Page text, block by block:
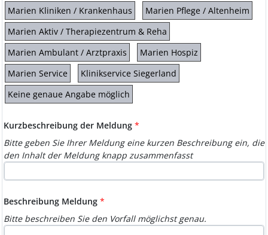
Marien Kliniken / Krankenhaus
Marien Pflege / Altenheim
Marien Aktiv / Therapiezentrum & Reha
Marien Ambulant / Arztpraxis
Marien Hospiz
Marien Service
Klinikservice Siegerland
Keine genaue Angabe möglich
Kurzbeschreibung der Meldung *
Bitte geben Sie Ihrer Meldung eine kurzen Beschreibung ein, die
den Inhalt der Meldung knapp zusammenfasst
Beschreibung Meldung *
Bitte beschreiben Sie den Vorfall möglichst genau.